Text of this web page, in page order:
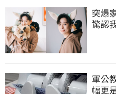
突爆
驚認
軍公
幅更